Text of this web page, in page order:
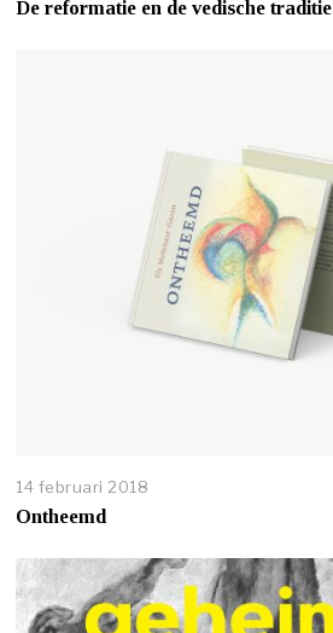
De reformatie en de vedische traditie
14 februari 2018
Ontheemd